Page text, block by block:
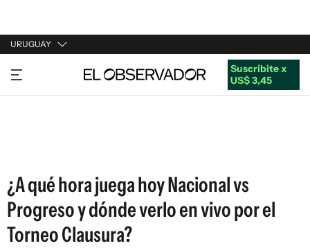
URUGUAY
URUGUAY
ARGENTINA
Suscribite x
US$ 3,45
¿A qué hora juega hoy Nacional vs
Progreso y dónde verlo en vivo por el
Torneo Clausura?